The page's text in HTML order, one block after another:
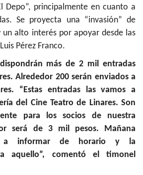
Depo”, principalmente en cuanto a
Se proyecta una “invasión” de
un alto interés por apoyar desde las
Pérez Franco.
más de 2 mil entradas
Alrededor 200 serán enviados a
“Estas entradas las vamos a
del Cine Teatro de Linares. Son
para los socios de nuestra
será de 3 mil pesos. Mañana
a informar de horario y la
aquello”, comentó el timonel